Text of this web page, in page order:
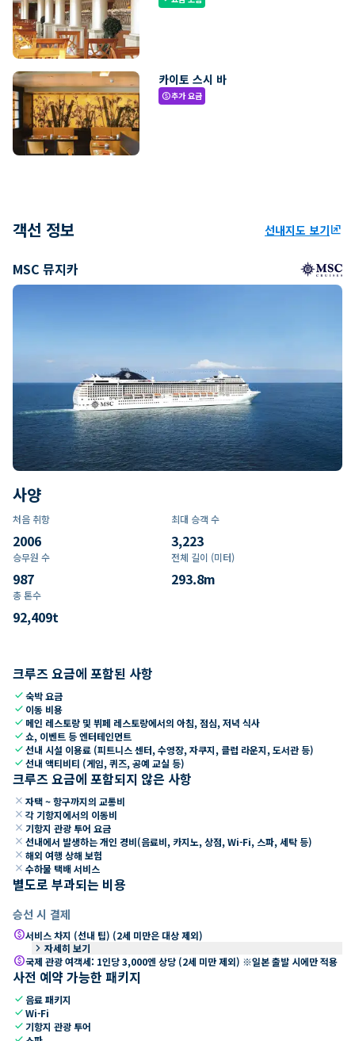
카이토 스시 바
paid추가 요금
객선 정보 선내지도 보기ungroup
MSC 뮤지카
사양
처음 취항
2006
최대 승객 수
3,223
승무원 수
987
전체 길이 (미터)
293.8m
총 톤수
92,409t
크루즈 요금에 포함된 사항
check숙박 요금
check 이동 비용
check 메인 레스토랑 및 뷔페 레스토랑에서의 아침, 점심, 저녁 식사
check쇼, 이벤트 등 엔터테인먼트
check선내 시설 이용료 (피트니스 센터, 수영장, 자쿠지, 클럽 라운지, 도서관 등)
check선내 액티비티 (게임, 퀴즈, 공예 교실 등)
크루즈 요금에 포함되지 않은 사항
close 자택 ~ 항구까지의 교통비
close 각 기항지에서의 이동비
close 기항지 관광 투어 요금
close 선내에서 발생하는 개인 경비(음료비, 카지노, 상점, Wi-Fi, 스파, 세탁 등)
close 해외 여행 상해 보험
close 수하물 택배 서비스
별도로 부과되는 비용
승선 시 결제
paid서비스 차지 (선내 팁) (2세 미만은 대상 제외)
keyboard_arrow_right 자세히 보기
paid국제 관광 여객세: 1인당 3,000엔 상당 (2세 미만 제외) ※일본 출발 시에만 적용
사전 예약 가능한 패키지
check 음료 패키지
checkWi-Fi
check 기항지 관광 투어